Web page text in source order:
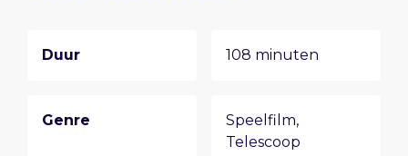
Duur 108 minuten
Genre
Speelfilm,
Telescoop